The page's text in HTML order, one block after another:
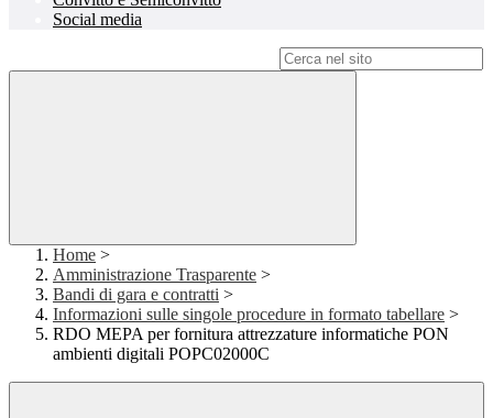
Social media
Home >
Amministrazione Trasparente >
Bandi di gara e contratti >
Informazioni sulle singole procedure in formato tabellare >
RDO MEPA per fornitura attrezzature informatiche PON
ambienti digitali POPC02000C